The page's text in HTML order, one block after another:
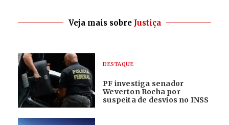
Veja mais sobre Justiça
DESTAQUE
PF investiga senador
Weverton Rocha por
suspeita de desvios no INSS